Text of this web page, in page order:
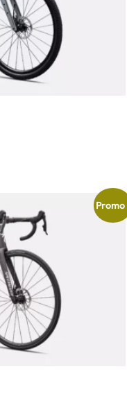
Promo